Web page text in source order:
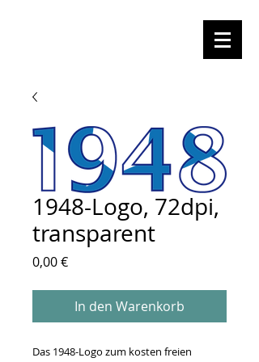
1948-Logo, 72dpi,
transparent
0,00 €Preis
In den Warenkorb
Das 1948-Logo zum kosten freien